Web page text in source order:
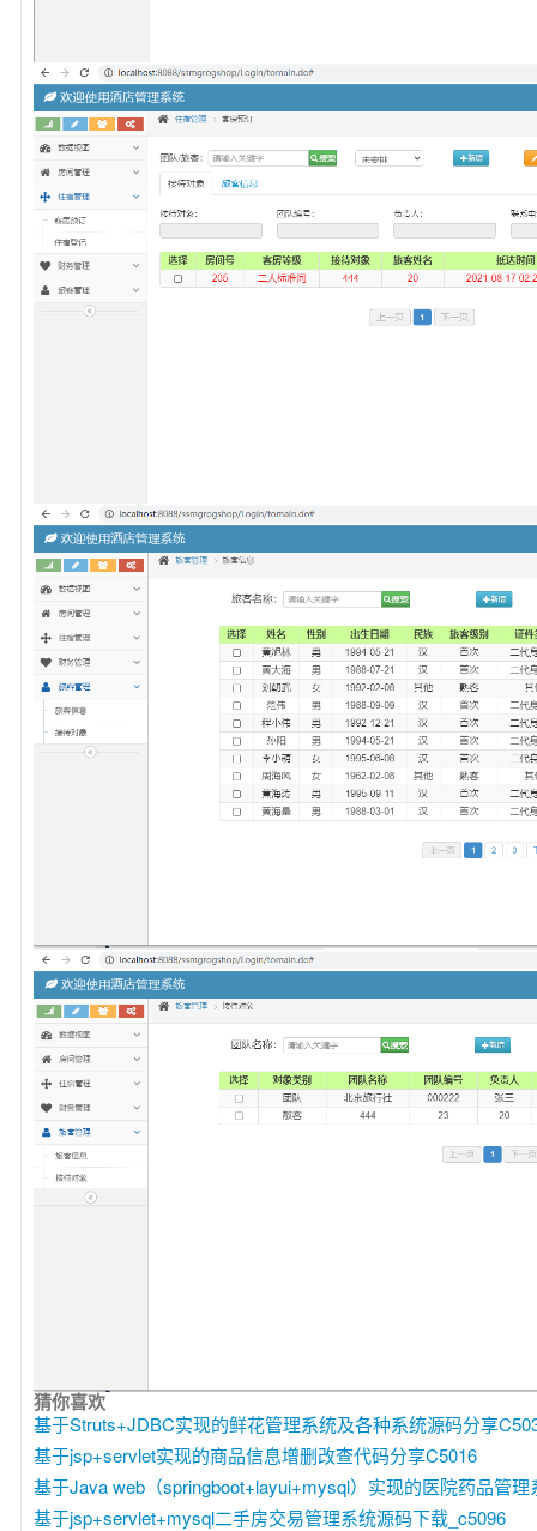
猜你喜欢
基于Struts+JDBC实现的鲜花管理系统及各种系统源码分享
基于jsp+servlet实现的商品信息增删改查代码分享C5016
基于Java web（springboot+layui+mysql）实现的医院药品管理
基于jsp+servlet+mysql二手房交易管理系统源码下载_c5096